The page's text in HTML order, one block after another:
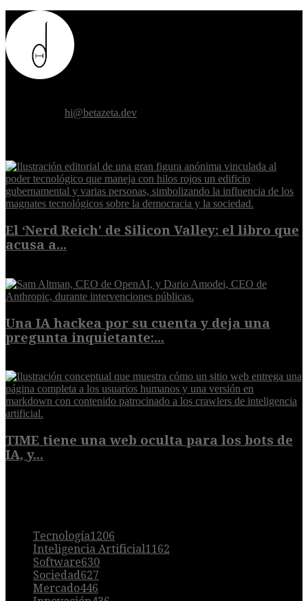
hi@betazeta.dev
El ‘Nerd Reich’ de Silicon Valley: el libro que
acusa a...
Una IA hackea por su cuenta y deja una
pregunta inquietante:...
TIME tiene una web oculta para los bots de
IA, y...
Tecnología1206
Inteligencia Artificial1162
Software630
Sociedad627
Mercado446